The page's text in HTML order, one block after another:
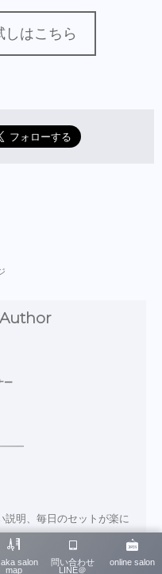
はこちら
ー
説明、毎日のセットが楽に
salon
map
問い合わせ
LINE＠
online salon